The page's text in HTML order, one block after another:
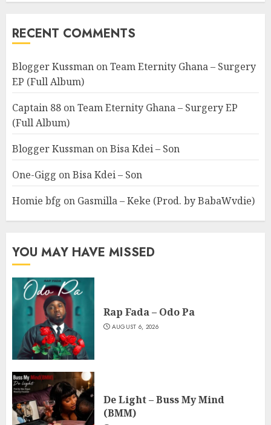
RECENT COMMENTS
Blogger Kussman onTeam Eternity Ghana – Surgery
EP (Full Album)
Captain 88 onTeam Eternity Ghana – Surgery EP
(Full Album)
Blogger Kussman onBisa Kdei – Son
One-Gigg onBisa Kdei – Son
Homie bfg on Gasmilla – Keke (Prod. by BabaWvdie)
YOU MAY HAVE MISSED
Rap Fada – Odo Pa
AUGUST 6, 2026
De Light – Buss My Mind
(BMM)